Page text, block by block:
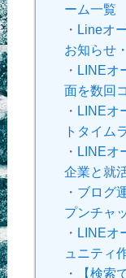
ーム一覧
・ Lineオ
お知らせ
・ LINEオ
面を数回
・ LINEオ
トタイム
・ LINEオ
企業と就
・ ブログ
プンチャ
・ LINEオ
ュニティ
・
【検索